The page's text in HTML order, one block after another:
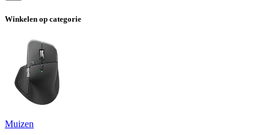
Winkelen op categorie
Muizen